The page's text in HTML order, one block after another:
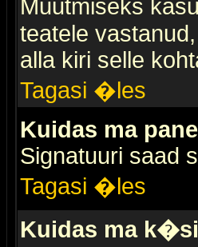
Muutmiseks
teatele
alla kiri selle
Tagasi �les
Kuidas ma
Signatuuri saad
Tagasi �les
Kuidas ma